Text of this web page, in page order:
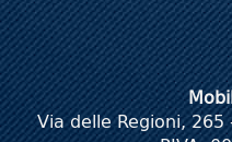
Via delle Regioni,